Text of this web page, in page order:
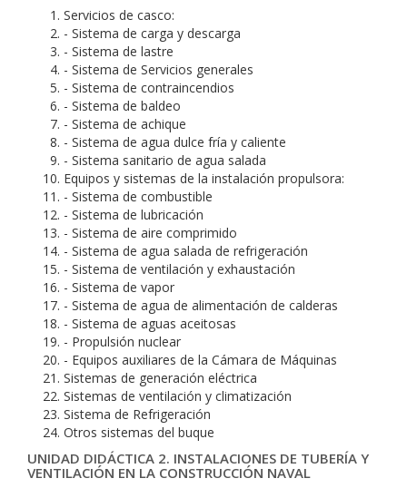
Servicios de casco:
- Sistema de carga y descarga
- Sistema de lastre
- Sistema de Servicios generales
- Sistema de contraincendios
- Sistema de baldeo
- Sistema de achique
- Sistema de agua dulce fría y caliente
- Sistema sanitario de agua salada
Equipos y sistemas de la instalación propulsora:
- Sistema de combustible
- Sistema de lubricación
- Sistema de aire comprimido
- Sistema de agua salada de refrigeración
- Sistema de ventilación y exhaustación
- Sistema de vapor
- Sistema de agua de alimentación de calderas
- Sistema de aguas aceitosas
- Propulsión nuclear
- Equipos auxiliares de la Cámara de Máquinas
Sistemas de generación eléctrica
Sistemas de ventilación y climatización
Sistema de Refrigeración
Otros sistemas del buque
UNIDAD DIDÁCTICA 2. INSTALACIONES DE TUBERÍA Y
VENTILACIÓN EN LA CONSTRUCCIÓN NAVAL